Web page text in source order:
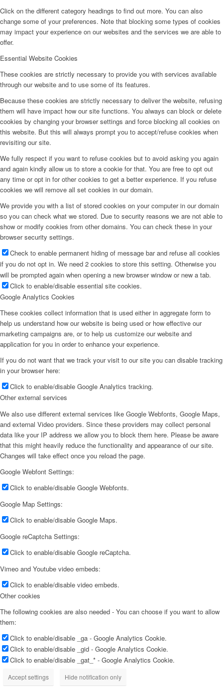
Click on the different category headings to find out more. You can also
change some of your preferences. Note that blocking some types of cookies
may impact your experience on our websites and the services we are able to
offer.
Essential Website Cookies
These cookies are strictly necessary to provide you with services available
through our website and to use some of its features.
Because these cookies are strictly necessary to deliver the website, refusing
them will have impact how our site functions. You always can block or delete
cookies by changing your browser settings and force blocking all cookies on
this website. But this will always prompt you to accept/refuse cookies when
revisiting our site.
We fully respect if you want to refuse cookies but to avoid asking you again
and again kindly allow us to store a cookie for that. You are free to opt out
any time or opt in for other cookies to get a better experience. If you refuse
cookies we will remove all set cookies in our domain.
We provide you with a list of stored cookies on your computer in our domain
so you can check what we stored. Due to security reasons we are not able to
show or modify cookies from other domains. You can check these in your
browser security settings.
Check to enable permanent hiding of message bar and refuse all cookies
if you do not opt in. We need 2 cookies to store this setting. Otherwise you
will be prompted again when opening a new browser window or new a tab.
Click to enable/disable essential site cookies.
Google Analytics Cookies
These cookies collect information that is used either in aggregate form to
help us understand how our website is being used or how effective our
marketing campaigns are, or to help us customize our website and
application for you in order to enhance your experience.
If you do not want that we track your visit to our site you can disable tracking
in your browser here:
Click to enable/disable Google Analytics tracking.
Other external services
We also use different external services like Google Webfonts, Google Maps,
and external Video providers. Since these providers may collect personal
data like your IP address we allow you to block them here. Please be aware
that this might heavily reduce the functionality and appearance of our site.
Changes will take effect once you reload the page.
Google Webfont Settings:
Click to enable/disable Google Webfonts.
Google Map Settings:
Click to enable/disable Google Maps.
Google reCaptcha Settings:
Click to enable/disable Google reCaptcha.
Vimeo and Youtube video embeds:
Click to enable/disable video embeds.
Other cookies
The following cookies are also needed - You can choose if you want to allow
them:
Click to enable/disable _ga - Google Analytics Cookie.
Click to enable/disable _gid - Google Analytics Cookie.
Click to enable/disable _gat_* - Google Analytics Cookie.
Accept settings Hide notification only